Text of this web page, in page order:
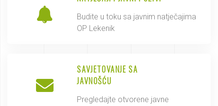
Budite u toku sa javnim natječajima
OP Lekenik
SAVJETOVANJE SA
JAVNOŠĆU
Pregledajte otvorene javne